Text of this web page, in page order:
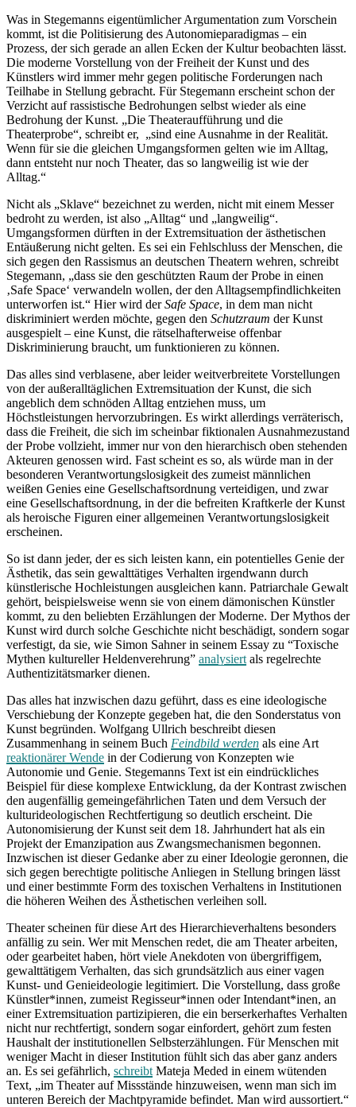
Was in Stegemanns eigentümlicher Argumentation zum Vorschein
kommt, ist die Politisierung des Autonomieparadigmas – ein
Prozess, der sich gerade an allen Ecken der Kultur beobachten lässt.
Die moderne Vorstellung von der Freiheit der Kunst und des
Künstlers wird immer mehr gegen politische Forderungen nach
Teilhabe in Stellung gebracht. Für Stegemann erscheint schon der
Verzicht auf rassistische Bedrohungen selbst wieder als eine
Bedrohung der Kunst. „Die Theateraufführung und die
Theaterprobe“, schreibt er, „sind eine Ausnahme in der Realität.
Wenn für sie die gleichen Umgangsformen gelten wie im Alltag,
dann entsteht nur noch Theater, das so langweilig ist wie der
Alltag.“
Nicht als „Sklave“ bezeichnet zu werden, nicht mit einem Messer
bedroht zu werden, ist also „Alltag“ und „langweilig“.
Umgangsformen dürften in der Extremsituation der ästhetischen
Entäußerung nicht gelten. Es sei ein Fehlschluss der Menschen, die
sich gegen den Rassismus an deutschen Theatern wehren, schreibt
Stegemann, „dass sie den geschützten Raum der Probe in einen
‚Safe Space‘ verwandeln wollen, der den Alltagsempfindlichkeiten
unterworfen ist.“ Hier wird derSafe Space, in dem man nicht
diskriminiert werden möchte, gegen den Schutzraum der Kunst
ausgespielt – eine Kunst, die rätselhafterweise offenbar
Diskriminierung braucht, um funktionieren zu können.
Das alles sind verblasene, aber leider weitverbreitete Vorstellungen
von der außeralltäglichen Extremsituation der Kunst, die sich
angeblich dem schnöden Alltag entziehen muss, um
Höchstleistungen hervorzubringen. Es wirkt allerdings verräterisch,
dass die Freiheit, die sich im scheinbar fiktionalen Ausnahmezustand
der Probe vollzieht, immer nur von den hierarchisch oben stehenden
Akteuren genossen wird. Fast scheint es so, als würde man in der
besonderen Verantwortungslosigkeit des zumeist männlichen
weißen Genies eine Gesellschaftsordnung verteidigen, und zwar
eine Gesellschaftsordnung, in der die befreiten Kraftkerle der Kunst
als heroische Figuren einer allgemeinen Verantwortungslosigkeit
erscheinen.
So ist dann jeder, der es sich leisten kann, ein potentielles Genie der
Ästhetik, das sein gewalttätiges Verhalten irgendwann durch
künstlerische Hochleistungen ausgleichen kann. Patriarchale Gewalt
gehört, beispielsweise wenn sie von einem dämonischen Künstler
kommt, zu den beliebten Erzählungen der Moderne. Der Mythos der
Kunst wird durch solche Geschichte nicht beschädigt, sondern sogar
verfestigt, da sie, wie Simon Sahner in seinem Essay zu “Toxische
Mythen kultureller Heldenverehrung” analysiert als regelrechte
Authentizitätsmarker dienen.
Das alles hat inzwischen dazu geführt, dass es eine ideologische
Verschiebung der Konzepte gegeben hat, die den Sonderstatus von
Kunst begründen. Wolfgang Ullrich beschreibt diesen
Zusammenhang in seinem Buch Feindbild werden als eine Art
reaktionärer Wende in der Codierung von Konzepten wie
Autonomie und Genie. Stegemanns Text ist ein eindrückliches
Beispiel für diese komplexe Entwicklung, da der Kontrast zwischen
den augenfällig gemeingefährlichen Taten und dem Versuch der
kulturideologischen Rechtfertigung so deutlich erscheint. Die
Autonomisierung der Kunst seit dem 18. Jahrhundert hat als ein
Projekt der Emanzipation aus Zwangsmechanismen begonnen.
Inzwischen ist dieser Gedanke aber zu einer Ideologie geronnen, die
sich gegen berechtigte politische Anliegen in Stellung bringen lässt
und einer bestimmte Form des toxischen Verhaltens in Institutionen
die höheren Weihen des Ästhetischen verleihen soll.
Theater scheinen für diese Art des Hierarchieverhaltens besonders
anfällig zu sein. Wer mit Menschen redet, die am Theater arbeiten,
oder gearbeitet haben, hört viele Anekdoten von übergriffigem,
gewalttätigem Verhalten, das sich grundsätzlich aus einer vagen
Kunst- und Genieideologie legitimiert. Die Vorstellung, dass große
Künstler*innen, zumeist Regisseur*innen oder Intendant*inen, an
einer Extremsituation partizipieren, die ein berserkerhaftes Verhalten
nicht nur rechtfertigt, sondern sogar einfordert, gehört zum festen
Haushalt der institutionellen Selbsterzählungen. Für Menschen mit
weniger Macht in dieser Institution fühlt sich das aber ganz anders
an. Es sei gefährlich, schreibt Mateja Meded in einem wütenden
Text, „im Theater auf Missstände hinzuweisen, wenn man sich im
unteren Bereich der Machtpyramide befindet. Man wird aussortiert.“